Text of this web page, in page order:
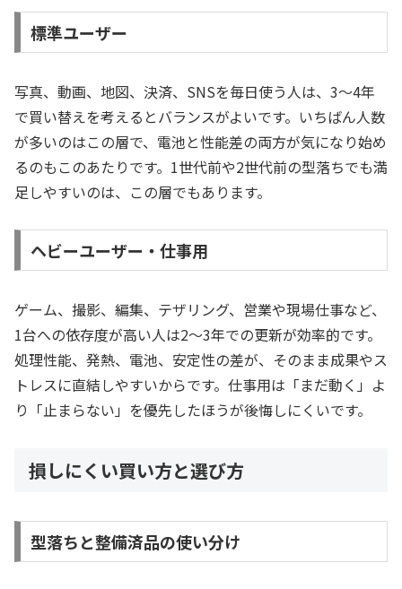
標準ユーザー
写真、動画、地図、決済、SNSを毎日使う人は、3〜4年
で買い替えを考えるとバランスがよいです。いちばん人数
が多いのはこの層で、電池と性能差の両方が気になり始め
るのもこのあたりです。1世代前や2世代前の型落ちでも満
足しやすいのは、この層でもあります。
ヘビーユーザー・仕事用
ゲーム、撮影、編集、テザリング、営業や現場仕事など、
1台への依存度が高い人は2〜3年での更新が効率的です。
処理性能、発熱、電池、安定性の差が、そのまま成果やス
トレスに直結しやすいからです。仕事用は「まだ動く」よ
り「止まらない」を優先したほうが後悔しにくいです。
損しにくい買い方と選び方
型落ちと整備済品の使い分け